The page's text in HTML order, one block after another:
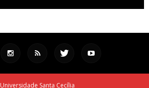
Universidade Santa Cecília